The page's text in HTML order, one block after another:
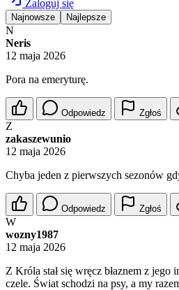
Zaloguj się
Najnowsze Najlepsze
N
Neris
12 maja 2026
Pora na emeryturę.
Odpowiedz Zgłoś
Z
zakaszewunio
12 maja 2026
Chyba jeden z pierwszych sezonów
Odpowiedz Zgłoś
W
wozny1987
12 maja 2026
Z Króla stał się wręcz błaznem z
czele. Świat schodzi na psy, a my